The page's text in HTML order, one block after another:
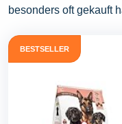
besonders oft gekauft
BESTSELLER